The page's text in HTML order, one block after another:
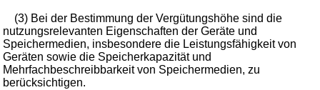
(3) Bei der Bestimmung der Vergütungshöhe sind die
nutzungsrelevanten Eigenschaften der Geräte und
Speichermedien, insbesondere die Leistungsfähigkeit von
Geräten sowie die Speicherkapazität und
Mehrfachbeschreibbarkeit von Speichermedien, zu
berücksichtigen.